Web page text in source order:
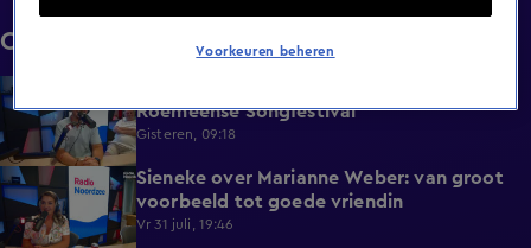
Clips
2:33
Roemeense Songfestival
Gisteren, 09:18
2:15
Sieneke over Marianne Weber: van groot
voorbeeld tot goede vriendin
Vr 31 juli, 19:46
Voorkeuren beheren